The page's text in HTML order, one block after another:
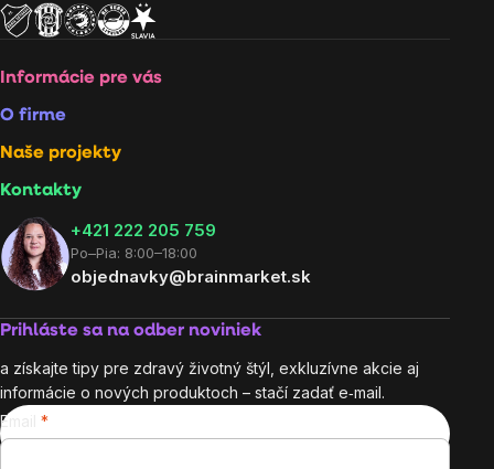
Informácie pre vás
O firme
Naše projekty
Kontakty
+421 222 205 759
Po–Pia: 8:00–18:00
objednavky@brainmarket.sk
Prihláste sa na odber noviniek
a získajte tipy pre zdravý životný štýl, exkluzívne akcie aj
informácie o nových produktoch – stačí zadať e‑mail.
Email